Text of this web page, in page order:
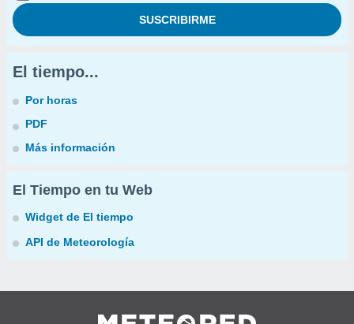
El tiempo...
Por horas
PDF
Más información
El Tiempo en tu Web
Widget de El tiempo
API de Meteorología